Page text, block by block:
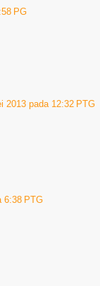
PG
2013 pada 12:32 PTG
6:38 PTG